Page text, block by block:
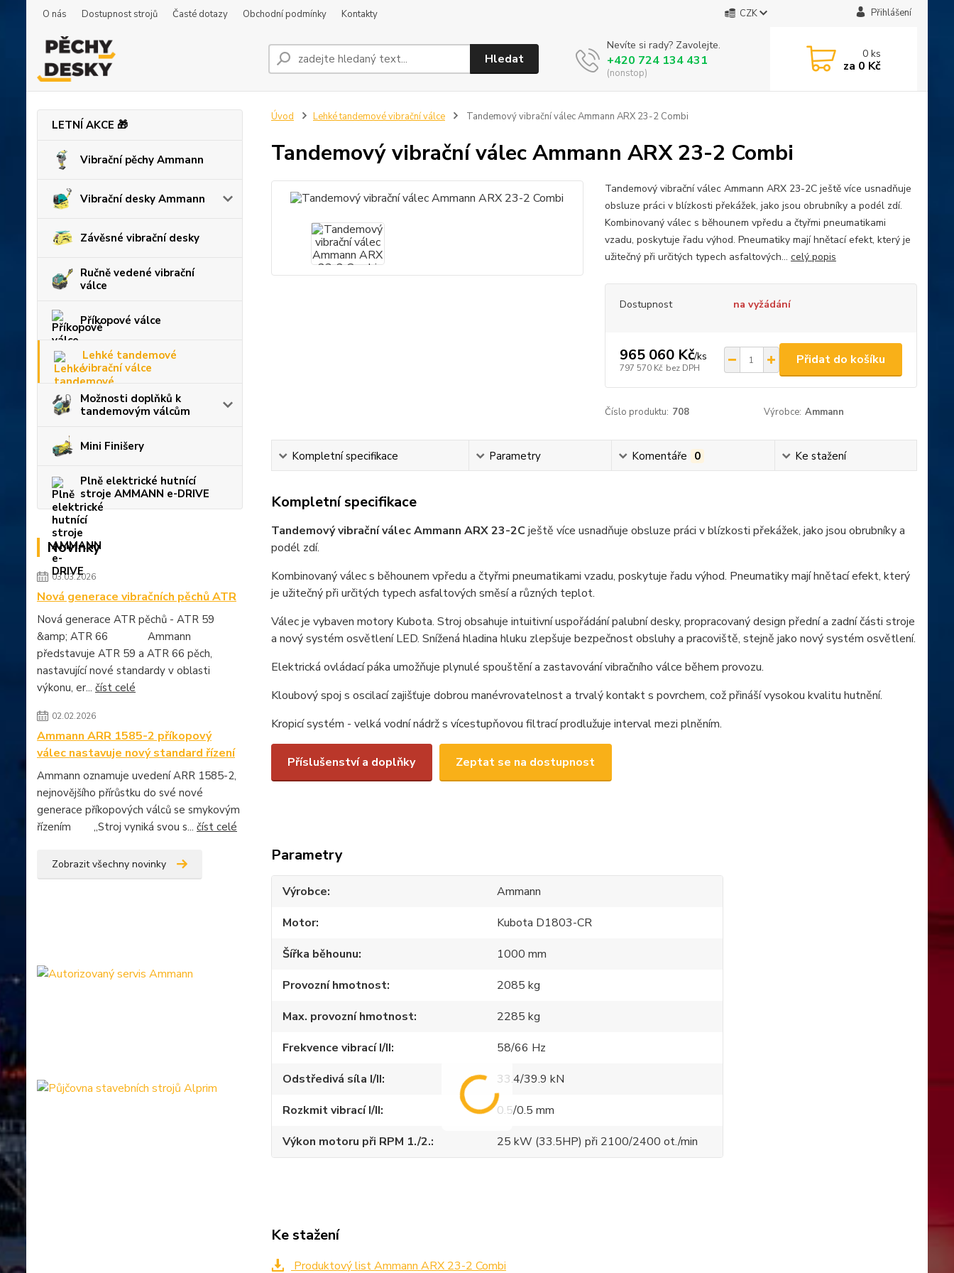
O nás Dostupnost strojů Časté dotazy Obchodní podmínky Kontakty CZK Přihlášení
Hledat
Nevíte si rady? Zavolejte.
+420 724 134 431
(nonstop)
0ks
za 0 Kč
LETNÍ AKCE 🎁
Vibrační pěchy Ammann
Vibrační desky Ammann
Závěsné vibrační desky
Ručně vedené vibrační
válce
Příkopové válce
Lehké tandemové
vibrační válce
Možnosti doplňků k
tandemovým válcům
Mini Finišery
Plně elektrické hutnící
stroje AMMANN e-DRIVE
Novinky
03.03.2026
Nová generace vibračních pěchů ATR
Nová generace ATR pěchů - ATR 59
&amp; ATR 66 Ammann
představuje ATR 59 a ATR 66 pěch,
nastavující nové standardy v oblasti
výkonu, er... číst celé
02.02.2026
Ammann ARR 1585-2 příkopový
válec nastavuje nový standard řízení
Ammann oznamuje uvedení ARR 1585-2,
nejnovějšího přírůstku do své nové
generace příkopových válců se smykovým
řízením „Stroj vyniká svou s... číst celé
Zobrazit všechny novinky
Úvod Lehké tandemové vibrační válce Tandemový vibrační válec Ammann ARX 23-2 Combi
Tandemový vibrační válec Ammann ARX 23-2 Combi
Tandemový vibrační válec Ammann ARX 23-2C ještě více usnadňuje
obsluze práci v blízkosti překážek, jako jsou obrubníky a podél zdí.
Kombinovaný válec s běhounem vpředu a čtyřmi pneumatikami
vzadu, poskytuje řadu výhod. Pneumatiky mají hnětací efekt, který je
užitečný při určitých typech asfaltových... celý popis
Dostupnost na vyžádání
965 060 Kč/ks
797 570 Kč bez DPH
Přidat do košíku
Číslo produktu: 708 Výrobce: Ammann
Kompletní specifikace Parametry Komentáře 0 Ke stažení
Kompletní specifikace
Tandemový vibrační válec Ammann ARX 23-2C ještě více usnadňuje obsluze práci v blízkosti překážek, jako jsou obrubníky a
podél zdí.
Kombinovaný válec s běhounem vpředu a čtyřmi pneumatikami vzadu, poskytuje řadu výhod. Pneumatiky mají hnětací efekt, který
je užitečný při určitých typech asfaltových směsí a různých teplot.
Válec je vybaven motory Kubota. Stroj obsahuje intuitivní uspořádání palubní desky, propracovaný design přední a zadní části stroje
a nový systém osvětlení LED. Snížená hladina hluku zlepšuje bezpečnost obsluhy a pracoviště, stejně jako nový systém osvětlení.
Elektrická ovládací páka umožňuje plynulé spouštění a zastavování vibračního válce během provozu.
Kloubový spoj s oscilací zajišťuje dobrou manévrovatelnost a trvalý kontakt s povrchem, což přináší vysokou kvalitu hutnění.
Kropicí systém - velká vodní nádrž s vícestupňovou filtrací prodlužuje interval mezi plněním.
Příslušenství a doplňky Zeptat se na dostupnost
Parametry
Výrobce
Ammann
Motor
Kubota D1803-CR
Šířka běhounu
1000 mm
Provozní hmotnost
2085 kg
Max. provozní hmotnost
2285 kg
Frekvence vibrací I/II
58/66 Hz
Odstředivá síla I/II
33.4/39.9 kN
Rozkmit vibrací I/II
0.5/0.5 mm
Výkon motoru při RPM 1./2.
25 kW (33.5HP) při 2100/2400 ot./min
Ke stažení
Produktový list Ammann ARX 23-2 Combi